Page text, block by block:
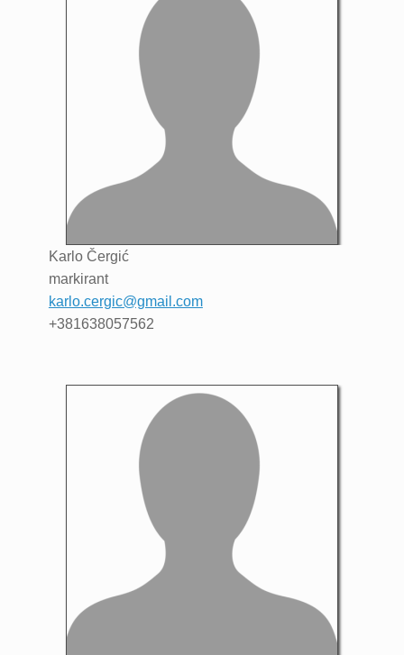
Karlo Čergić
markirant
karlo.cergic@gmail.com
+381638057562